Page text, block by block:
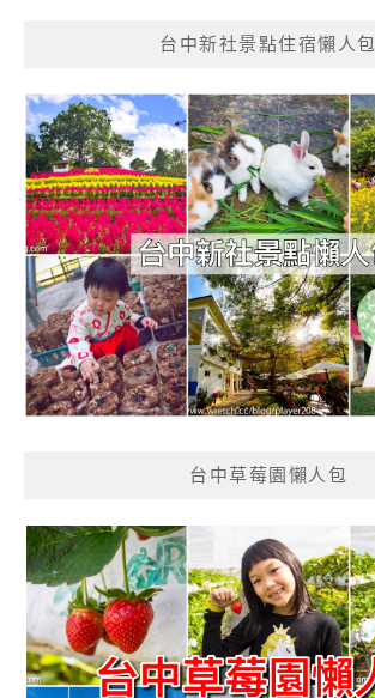
台中新社景點住宿懶人包
台中草莓園懶人包